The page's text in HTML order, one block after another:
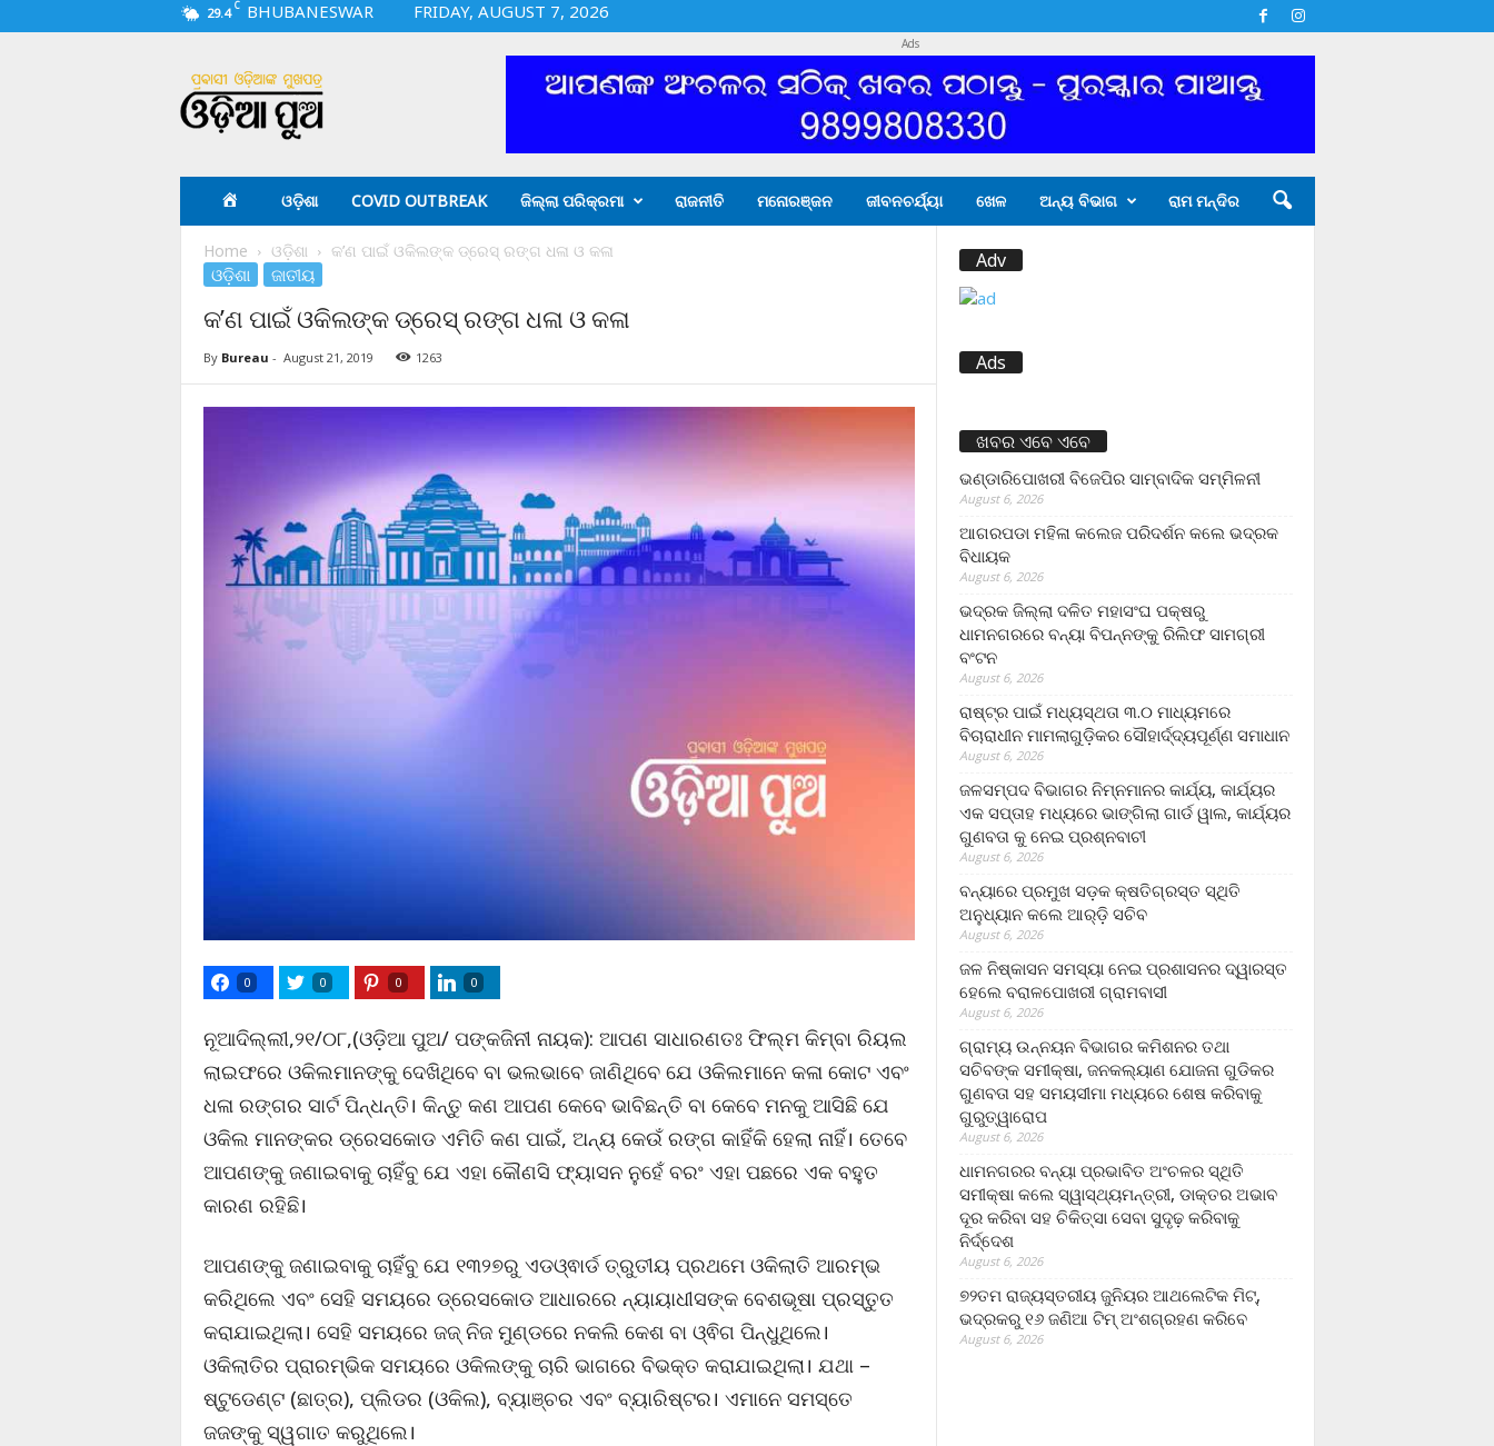
29.4 C BHUBANESWAR
FRIDAY, AUGUST 7, 2026
i
a
Ads
ଓଡ଼ିଶା COVID OUTBREAK ଜିଲ୍ଲା ପରିକ୍ରମା ରାଜନୀତି ମନୋରଞ୍ଜନ ଜୀବନଚର୍ଯ୍ୟା ଖେଳ ଅନ୍ୟ ବିଭାଗ ରାମ ମନ୍ଦିର
Home ଓଡ଼ିଶା କ’ଣ ପାଇଁ ଓକିଲଙ୍କ ଡ୍ରେସ୍ ରଙ୍ଗ ଧଳା ଓ କଳା
ଓଡ଼ିଶା ଜାତୀୟ
କ’ଣ ପାଇଁ ଓକିଲଙ୍କ ଡ୍ରେସ୍ ରଙ୍ଗ ଧଳା ଓ କଳା
By Bureau - August 21, 2019 1263
0 0 0 0
ନୂଆଦିଲ୍ଲୀ,୨୧/୦୮,(ଓଡ଼ିଆ ପୁଅ/ ପଙ୍କଜିନୀ ନାୟକ): ଆପଣ ସାଧାରଣତଃ ଫିଲ୍ମ କିମ୍ବା ରିୟଲ
ଲାଇଫରେ ଓକିଲମାନଙ୍କୁ ଦେଖିଥିବେ ବା ଭଲଭାବେ ଜାଣିଥିବେ ଯେ ଓକିଲମାନେ କଳା କୋଟ ଏବଂ
ଧଳା ରଙ୍ଗର ସାର୍ଟ ପିନ୍ଧନ୍ତି। କିନ୍ତୁ କଣ ଆପଣ କେବେ ଭାବିଛନ୍ତି ବା କେବେ ମନକୁ ଆସିଛି ଯେ
ଓକିଲ ମାନଙ୍କର ଡ୍ରେସକୋଡ ଏମିତି କଣ ପାଇଁ, ଅନ୍ୟ କେଉଁ ରଙ୍ଗ କାହିଁକି ହେଲା ନାହିଁ। ତେବେ
ଆପଣଙ୍କୁ ଜଣାଇବାକୁ ଚାହିଁବୁ ଯେ ଏହା କୌଣସି ଫ୍ୟାସନ ନୁହେଁ ବରଂ ଏହା ପଛରେ ଏକ ବହୁତ
କାରଣ ରହିଛି।
ଆପଣଙ୍କୁ ଜଣାଇବାକୁ ଚାହିଁବୁ ଯେ ୧୩୨୭ରୁ ଏଡଓ୍ଵାର୍ଡ ତ୍ରୁତୀୟ ପ୍ରଥମେ ଓକିଲାତି ଆରମ୍ଭ
କରିଥିଲେ ଏବଂ ସେହି ସମୟରେ ଡ୍ରେସକୋଡ ଆଧାରରେ ନ୍ୟାୟାଧୀସଙ୍କ ବେଶଭୂଷା ପ୍ରସ୍ତୁତ
କରାଯାଇଥିଲା। ସେହି ସମୟରେ ଜଜ୍‌ ନିଜ ମୁଣ୍ଡରେ ନକଲି କେଶ ବା ଓ୍ଵିଗ ପିନ୍ଧୁଥିଲେ।
ଓକିଲାତିର ପ୍ରାରମ୍ଭିକ ସମୟରେ ଓକିଲଙ୍କୁ ଚାରି ଭାଗରେ ବିଭକ୍ତ କରାଯାଇଥିଲା। ଯଥା –
ଷ୍ଟୁଡେଣ୍ଟ (ଛାତ୍ର), ପ୍ଲିଡର (ଓକିଲ), ବ୍ୟାଞ୍ଚର ଏବଂ ବ୍ୟାରିଷ୍ଟର। ଏମାନେ ସମସ୍ତେ
ଜଜଙ୍କୁ ସ୍ୱଗାତ କରୁଥିଲେ।
Adv
Ads
ଖବର ଏବେ ଏବେ
ଭଣ୍ଡାରିପୋଖରୀ ବିଜେପିର ସାମ୍ବାଦିକ ସମ୍ମିଳନୀ
August 6, 2026
ଆଗରପଡା ମହିଳା କଲେଜ ପରିଦର୍ଶନ କଲେ ଭଦ୍ରକ
ବିଧାୟକ
August 6, 2026
ଭଦ୍ରକ ଜିଲ୍ଲା ଦଳିତ ମହାସଂଘ ପକ୍ଷରୁ
ଧାମନଗରରେ ବନ୍ୟା ବିପନ୍ନଙ୍କୁ ରିଲିଫ ସାମଗ୍ରୀ
ବଂଟନ
August 6, 2026
ରାଷ୍ଟ୍ର ପାଇଁ ମଧ୍ୟସ୍ଥତା ୩.୦ ମାଧ୍ୟମରେ
ବିଚାରାଧୀନ ମାମଲାଗୁଡ଼ିକର ସୌହାର୍ଦ୍ଦ୍ୟପୂର୍ଣ୍ଣ ସମାଧାନ
August 6, 2026
ଜଳସମ୍ପଦ ବିଭାଗର ନିମ୍ନମାନର କାର୍ଯ୍ୟ, କାର୍ଯ୍ୟର
ଏକ ସପ୍ତାହ ମଧ୍ୟରେ ଭାଙ୍ଗିଲା ଗାର୍ଡ ୱାଲ, କାର୍ଯ୍ୟର
ଗୁଣବତା କୁ ନେଇ ପ୍ରଶ୍ନବାଚୀ
August 6, 2026
ବନ୍ୟାରେ ପ୍ରମୁଖ ସଡ଼କ କ୍ଷତିଗ୍ରସ୍ତ ସ୍ଥିତି
ଅନୁଧ୍ୟାନ କଲେ ଆର୍‌ଡ଼ି ସଚିବ
August 6, 2026
ଜଳ ନିଷ୍କାସନ ସମସ୍ୟା ନେଇ ପ୍ରଶାସନର ଦ୍ୱାରସ୍ତ
ହେଲେ ବରାଳପୋଖରୀ ଗ୍ରାମବାସୀ
August 6, 2026
ଗ୍ରାମ୍ୟ ଉନ୍ନୟନ ବିଭାଗର କମିଶନର ତଥା
ସଚିବଙ୍କ ସମୀକ୍ଷା, ଜନକଲ୍ୟାଣ ଯୋଜନା ଗୁଡିକର
ଗୁଣବତା ସହ ସମୟସୀମା ମଧ୍ୟରେ ଶେଷ କରିବାକୁ
ଗୁରୁତ୍ୱାରୋପ
August 6, 2026
ଧାମନଗରର ବନ୍ୟା ପ୍ରଭାବିତ ଅଂଚଳର ସ୍ଥିତି
ସମୀକ୍ଷା କଲେ ସ୍ୱାସ୍ଥ୍ୟମନ୍ତ୍ରୀ, ଡାକ୍ତର ଅଭାବ
ଦୂର କରିବା ସହ ଚିକିତ୍ସା ସେବା ସୁଦୃଢ଼ କରିବାକୁ
ନିର୍ଦ୍ଦେଶ
August 6, 2026
୭୨ତମ ରାଜ୍ୟସ୍ତରୀୟ ଜୁନିୟର ଆଥଲେଟିକ ମିଟ୍‌,
ଭଦ୍ରକରୁ ୧୬ ଜଣିଆ ଟିମ୍ ଅଂଶଗ୍ରହଣ କରିବେ
August 6, 2026